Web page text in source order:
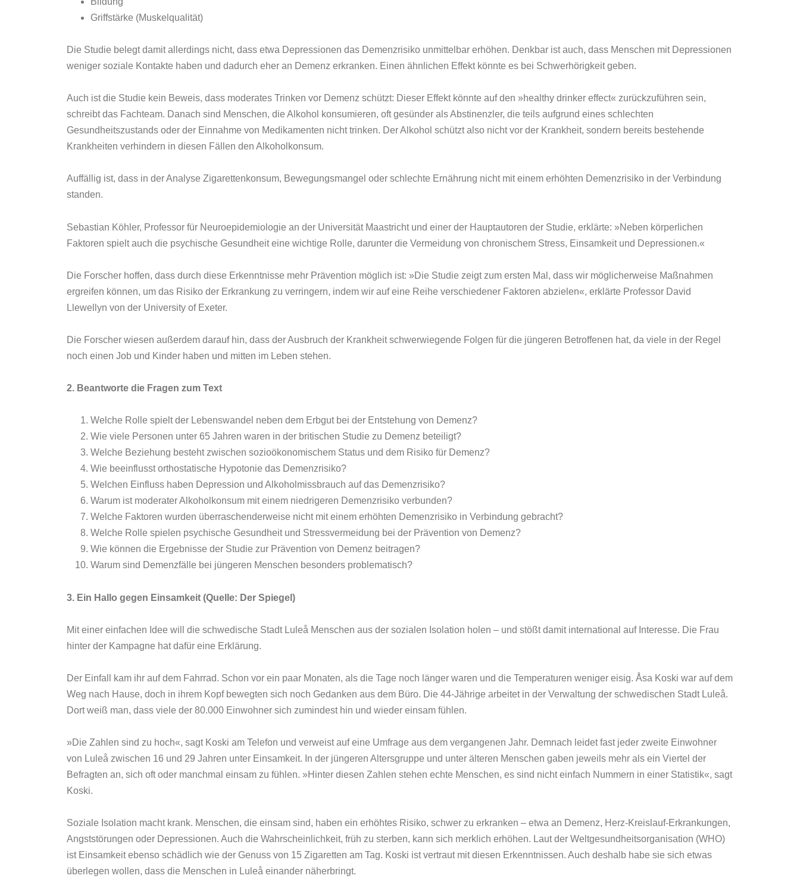
Griffstärke (Muskelqualität)
Die Studie belegt damit allerdings nicht, dass etwa Depressionen das Demenzrisiko unmittelbar erhöhen. Denkbar ist auch, dass Menschen mit Depressionen
weniger soziale Kontakte haben und dadurch eher an Demenz erkranken. Einen ähnlichen Effekt könnte es bei Schwerhörigkeit geben.
Auch ist die Studie kein Beweis, dass moderates Trinken vor Demenz schützt: Dieser Effekt könnte auf den »healthy drinker effect« zurückzuführen sein,
schreibt das Fachteam. Danach sind Menschen, die Alkohol konsumieren, oft gesünder als Abstinenzler, die teils aufgrund eines schlechten
Gesundheitszustands oder der Einnahme von Medikamenten nicht trinken. Der Alkohol schützt also nicht vor der Krankheit, sondern bereits bestehende
Krankheiten verhindern in diesen Fällen den Alkoholkonsum.
Auffällig ist, dass in der Analyse Zigarettenkonsum, Bewegungsmangel oder schlechte Ernährung nicht mit einem erhöhten Demenzrisiko in der Verbindung
standen.
Sebastian Köhler, Professor für Neuroepidemiologie an der Universität Maastricht und einer der Hauptautoren der Studie, erklärte: »Neben körperlichen
Faktoren spielt auch die psychische Gesundheit eine wichtige Rolle, darunter die Vermeidung von chronischem Stress, Einsamkeit und Depressionen.«
Die Forscher hoffen, dass durch diese Erkenntnisse mehr Prävention möglich ist: »Die Studie zeigt zum ersten Mal, dass wir möglicherweise Maßnahmen
ergreifen können, um das Risiko der Erkrankung zu verringern, indem wir auf eine Reihe verschiedener Faktoren abzielen«, erklärte Professor David
Llewellyn von der University of Exeter.
Die Forscher wiesen außerdem darauf hin, dass der Ausbruch der Krankheit schwerwiegende Folgen für die jüngeren Betroffenen hat, da viele in der Regel
noch einen Job und Kinder haben und mitten im Leben stehen.
2. Beantworte die Fragen zum Text
Welche Rolle spielt der Lebenswandel neben dem Erbgut bei der Entstehung von Demenz?
Wie viele Personen unter 65 Jahren waren in der britischen Studie zu Demenz beteiligt?
Welche Beziehung besteht zwischen sozioökonomischem Status und dem Risiko für Demenz?
Wie beeinflusst orthostatische Hypotonie das Demenzrisiko?
Welchen Einfluss haben Depression und Alkoholmissbrauch auf das Demenzrisiko?
Warum ist moderater Alkoholkonsum mit einem niedrigeren Demenzrisiko verbunden?
Welche Faktoren wurden überraschenderweise nicht mit einem erhöhten Demenzrisiko in Verbindung gebracht?
Welche Rolle spielen psychische Gesundheit und Stressvermeidung bei der Prävention von Demenz?
Wie können die Ergebnisse der Studie zur Prävention von Demenz beitragen?
Warum sind Demenzfälle bei jüngeren Menschen besonders problematisch?
3. Ein Hallo gegen Einsamkeit (Quelle: Der Spiegel)
Mit einer einfachen Idee will die schwedische Stadt Luleå Menschen aus der sozialen Isolation holen – und stößt damit international auf Interesse. Die Frau
hinter der Kampagne hat dafür eine Erklärung.
Der Einfall kam ihr auf dem Fahrrad. Schon vor ein paar Monaten, als die Tage noch länger waren und die Temperaturen weniger eisig. Åsa Koski war auf dem
Weg nach Hause, doch in ihrem Kopf bewegten sich noch Gedanken aus dem Büro. Die 44-Jährige arbeitet in der Verwaltung der schwedischen Stadt Luleå.
Dort weiß man, dass viele der 80.000 Einwohner sich zumindest hin und wieder einsam fühlen.
»Die Zahlen sind zu hoch«, sagt Koski am Telefon und verweist auf eine Umfrage aus dem vergangenen Jahr. Demnach leidet fast jeder zweite Einwohner
von Luleå zwischen 16 und 29 Jahren unter Einsamkeit. In der jüngeren Altersgruppe und unter älteren Menschen gaben jeweils mehr als ein Viertel der
Befragten an, sich oft oder manchmal einsam zu fühlen. »Hinter diesen Zahlen stehen echte Menschen, es sind nicht einfach Nummern in einer Statistik«, sagt
Koski.
Soziale Isolation macht krank. Menschen, die einsam sind, haben ein erhöhtes Risiko, schwer zu erkranken – etwa an Demenz, Herz-Kreislauf-Erkrankungen,
Angststörungen oder Depressionen. Auch die Wahrscheinlichkeit, früh zu sterben, kann sich merklich erhöhen. Laut der Weltgesundheitsorganisation (WHO)
ist Einsamkeit ebenso schädlich wie der Genuss von 15 Zigaretten am Tag. Koski ist vertraut mit diesen Erkenntnissen. Auch deshalb habe sie sich etwas
überlegen wollen, dass die Menschen in Luleå einander näherbringt.